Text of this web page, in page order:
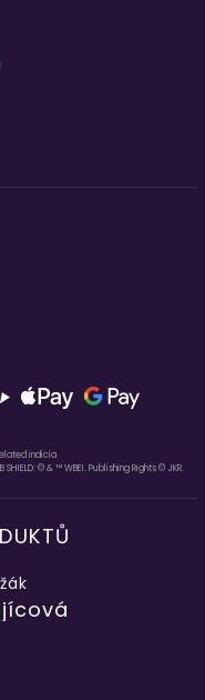
indicia
© & ™ WBEI. Publishing Rights © JKR.